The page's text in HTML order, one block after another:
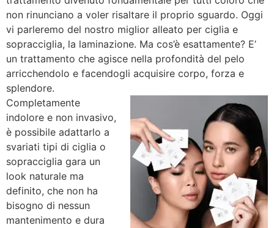
non rinunciano a voler risaltare il proprio sguardo. Oggi
vi parleremo del nostro miglior alleato per ciglia e
sopracciglia, la laminazione. Ma cos’è esattamente? E’
un trattamento che agisce nella profondità del pelo
arricchendolo e facendogli acquisire corpo, forza e
splendore.
Completamente
indolore e non invasivo,
è possibile adattarlo a
svariati tipi di ciglia o
sopracciglia gara un
look naturale ma
definito, che non ha
bisogno di nessun
mantenimento e dura